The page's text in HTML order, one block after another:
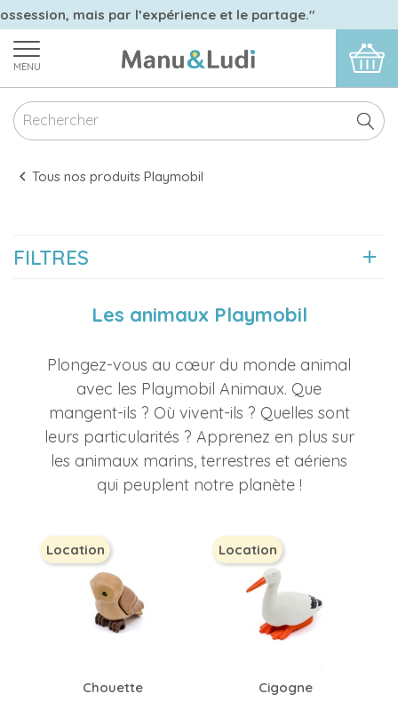
mais par l’expérience et le partage."
MENU
Tous nos produits Playmobil
FILTRES
Les animaux Playmobil
Plongez-vous au cœur du monde animal
avec les Playmobil Animaux. Que
mangent-ils ? Où vivent-ils ? Quelles sont
leurs particularités ? Apprenez en plus sur
les animaux marins, terrestres et aériens
qui peuplent notre planète !
Chouette
Location
Cigogne
Location